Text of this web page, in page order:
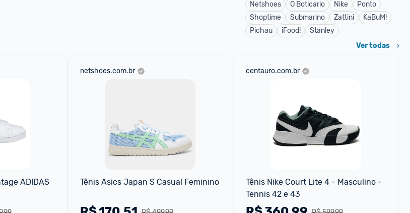
Netshoes
O Boticario Nike
Ponto
Shoptime
Submarino Zattini
KaBuM!
Pichau
iFood! Stanley
Ver todas
ADIDAS
netshoes.com.br
Tênis Asics Japan S Casual Feminino
centauro.com.br
Tênis Nike Court Lite 4 - Masculino -
Tennis 42 e 43